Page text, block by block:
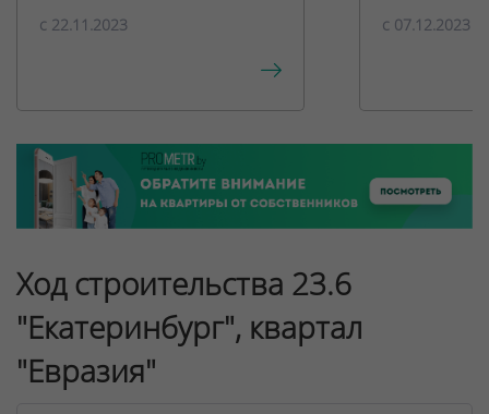
c 22.11.2023 c 07.12.2023
Ход строительства 23.6
"Екатеринбург", квартал
"Евразия"